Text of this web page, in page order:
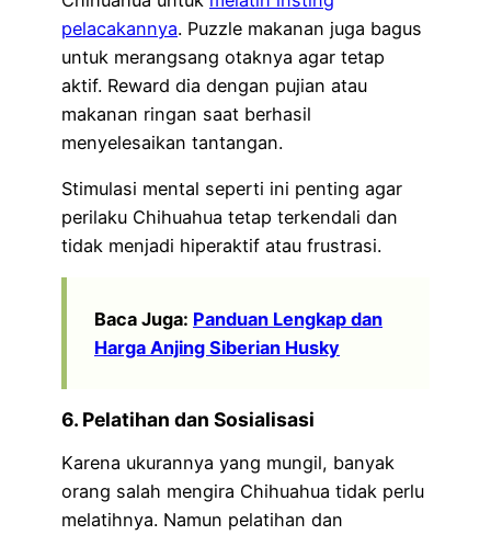
pelacakannya. Puzzle makanan juga bagus
untuk merangsang otaknya agar tetap
aktif. Reward dia dengan pujian atau
makanan ringan saat berhasil
menyelesaikan tantangan.
Stimulasi mental seperti ini penting agar
perilaku Chihuahua tetap terkendali dan
tidak menjadi hiperaktif atau frustrasi.
Baca Juga: Panduan Lengkap dan
Harga Anjing Siberian Husky
6. Pelatihan dan Sosialisasi
Karena ukurannya yang mungil, banyak
orang salah mengira Chihuahua tidak perlu
melatihnya. Namun pelatihan dan